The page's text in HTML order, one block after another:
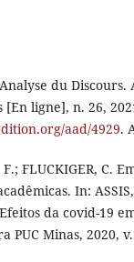
du
ligne], n. 26,
aad/4929.
F.; FLUCKIGER, C.
In: ASSIS,
da covid-19
PUC Minas, 2020,